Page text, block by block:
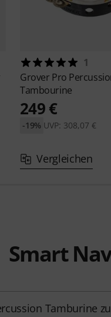
1
Grover Pro
Tambourine
249 €
UVP: 308,07 €
-19%
Vergleichen
Smart
Tamburine